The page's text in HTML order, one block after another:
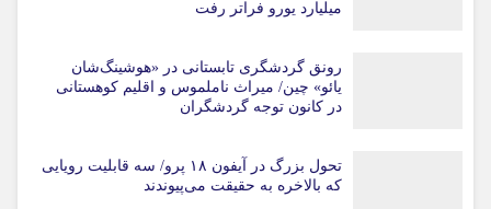
میلیارد یورو فراتر رفت
رونق گردشگری تابستانی در «هوشینگ‌شان
یائو» چین/ میراث ناملموس و اقلیم کوهستانی
در کانون توجه گردشگران
تحول بزرگ در آیفون ۱۸ پرو/ سه قابلیت رویایی
که بالاخره به حقیقت می‌پیوندند